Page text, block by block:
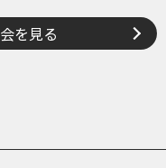
を見る